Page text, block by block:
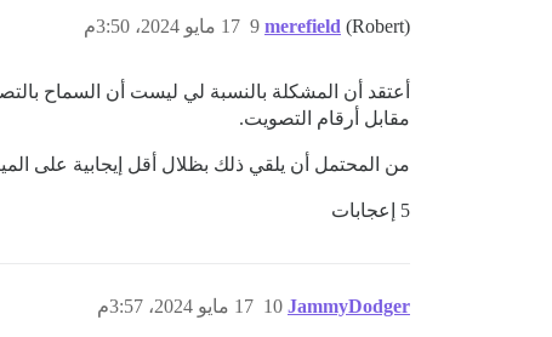
merefield (Robert) 17 مايو 2024، 3:50م 9
أعتقد أن المشكلة بالنسبة لي ليست أن السماح
مقابل أرقام التصويت.
من المحتمل أن يلقي ذلك بظلال أقل إيجابية على
5 إعجابات
JammyDodger 17 مايو 2024، 3:57م 10